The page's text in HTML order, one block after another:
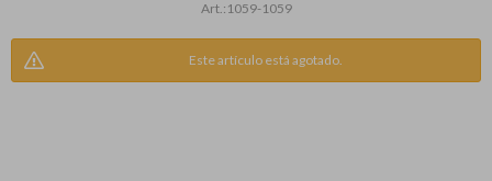
1059-1059
Este artículo está agotado.